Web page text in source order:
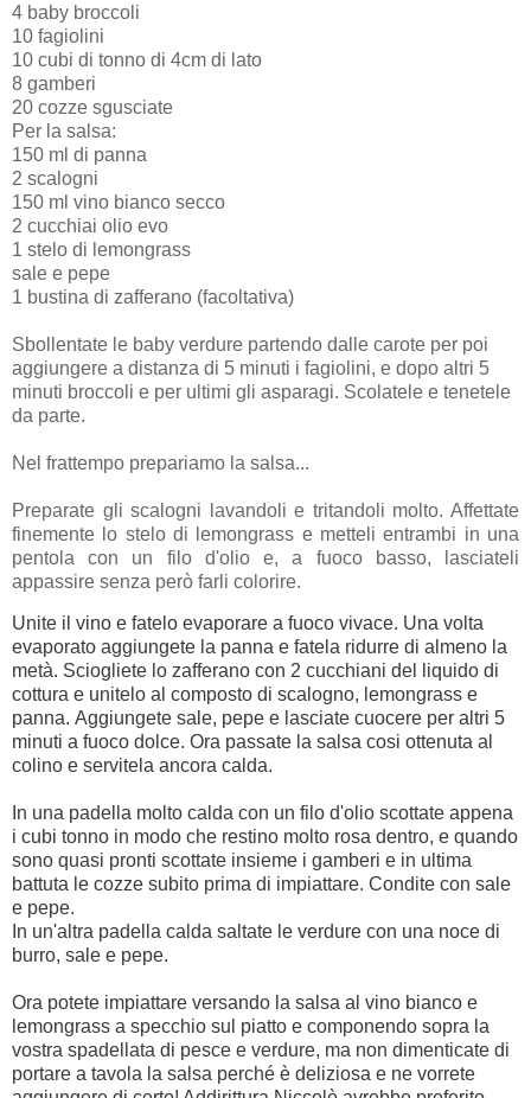
4 baby broccoli
10 fagiolini
10 cubi di tonno di 4cm di lato
8 gamberi
20 cozze sgusciate
Per la salsa:
150 ml di panna
2 scalogni
150 ml vino bianco secco
2 cucchiai olio evo
1 stelo di lemongrass
sale e pepe
1 bustina di zafferano (facoltativa)
Sbollentate le baby verdure partendo dalle carote per poi
aggiungere a distanza di 5 minuti i fagiolini, e dopo altri 5
minuti broccoli e per ultimi gli asparagi. Scolatele e tenetele
da parte.
Nel frattempo prepariamo la salsa...
Preparate gli scalogni lavandoli e tritandoli molto. Affettate
finemente lo stelo di lemongrass e metteli entrambi in una
pentola con un filo d'olio e, a fuoco basso, lasciateli
appassire senza però farli colorire.
Unite il vino e fatelo evaporare a fuoco vivace. Una volta
evaporato aggiungete la panna e fatela ridurre di almeno la
metà. Sciogliete lo zafferano con 2 cucchiani del liquido di
cottura e unitelo al composto di scalogno, lemongrass e
panna. Aggiungete sale, pepe e lasciate cuocere per altri 5
minuti a fuoco dolce. Ora passate la salsa cosi ottenuta al
colino e servitela ancora calda.
In una padella molto calda con un filo d'olio scottate appena
i cubi tonno in modo che restino molto rosa dentro, e quando
sono quasi pronti scottate insieme i gamberi e in ultima
battuta le cozze subito prima di impiattare. Condite con sale
e pepe.
In un'altra padella calda saltate le verdure con una noce di
burro, sale e pepe.
Ora potete impiattare versando la salsa al vino bianco e
lemongrass a specchio sul piatto e componendo sopra la
vostra spadellata di pesce e verdure, ma non dimenticate di
portare a tavola la salsa perché è deliziosa e ne vorrete